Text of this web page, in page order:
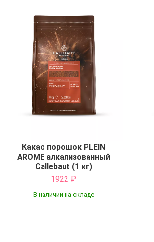
Какао порошок PLEIN
AROME алкализованный
Callebaut (1 кг)
1922 ₽
В наличии на складе